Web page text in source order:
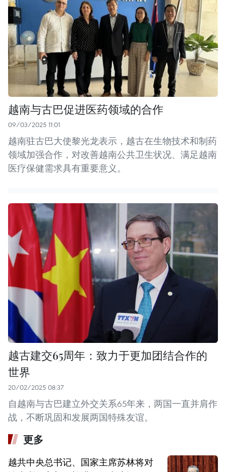
越南与古巴促进医药领域的合作
09/03/2025 11:01
越南驻古巴大使黎光龙表示，越古在生物技术和制药
领域加强合作，对改善越南公共卫生状况、满足越南
医疗保健需求具有重要意义。
越古建交65周年：致力于更加团结合作的
世界
20/02/2025 08:37
自越南与古巴建立外交关系65年来，两国一直并肩作
战，不断巩固和发展两国特殊友谊。
更多
越共中央总书记、国家主席苏林将对